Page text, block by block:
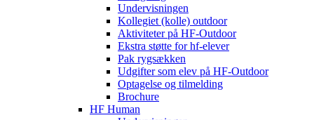
Undervisningen
Kollegiet (kolle) outdoor
Aktiviteter på HF-Outdoor
Ekstra støtte for hf-elever
Pak rygsækken
Udgifter som elev på HF-Outdoor
Optagelse og tilmelding
Brochure
HF Human